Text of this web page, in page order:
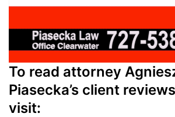
To read attorney
Piasecka’s client
visit: